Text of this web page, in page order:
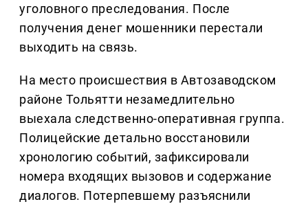
уголовного преследования. После
получения денег мошенники перестали
выходить на связь.
На место происшествия в Автозаводском
районе Тольятти незамедлительно
выехала следственно-оперативная группа.
Полицейские детально восстановили
хронологию событий, зафиксировали
номера входящих вызовов и содержание
диалогов. Потерпевшему разъяснили